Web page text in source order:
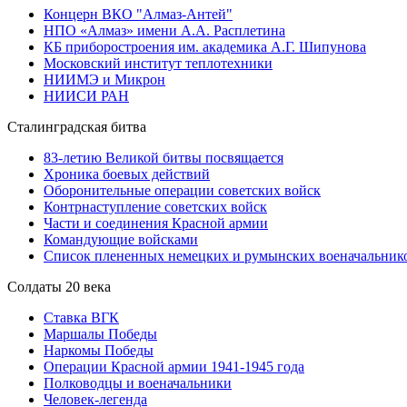
Концерн ВКО "Алмаз-Антей"
НПО «Алмаз» имени А.А. Расплетина
КБ приборостроения им. академика А.Г. Шипунова
Московский институт теплотехники
НИИМЭ и Микрон
НИИСИ РАН
Сталинградская битва
83-летию Великой битвы посвящается
Хроника боевых действий
Оборонительные операции советских войск
Контрнаступление советских войск
Части и соединения Красной армии
Командующие войсками
Список плененных немецких и румынских
Солдаты 20 века
Ставка ВГК
Маршалы Победы
Наркомы Победы
Операции Красной армии 1941-1945 года
Полководцы и военачальники
Человек-легенда